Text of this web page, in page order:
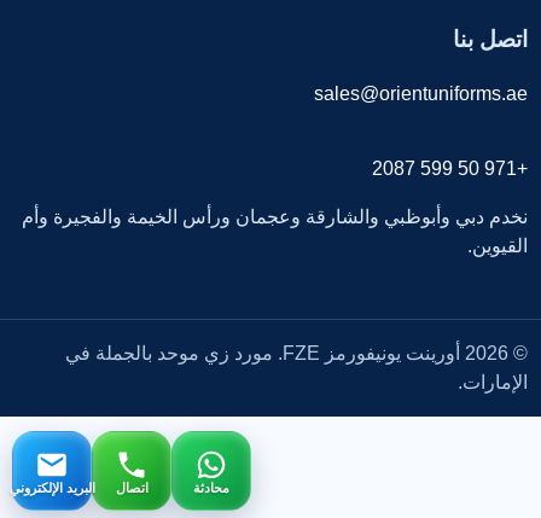
اتصل بنا
sales@orientuniforms.ae
+971 50 599 2087
نخدم دبي وأبوظبي والشارقة وعجمان ورأس الخيمة والفجيرة وأم
القيوين.
© 2026 أورينت يونيفورمز FZE. مورد زي موحد بالجملة في
الإمارات.
محادثة اتصال البريد الإلكتروني